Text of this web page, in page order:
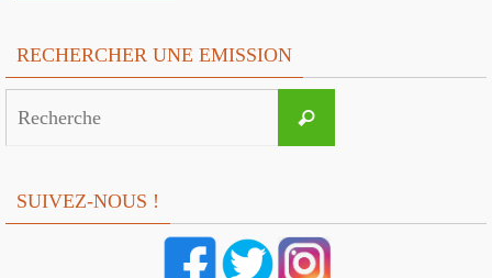
RECHERCHER UNE EMISSION
Recherche
SUIVEZ-NOUS !